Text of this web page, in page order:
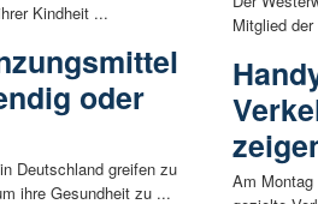
Kindheit ...
oder
Deutschland greifen zu
ihre Gesundheit zu ...
Mitglied
Am